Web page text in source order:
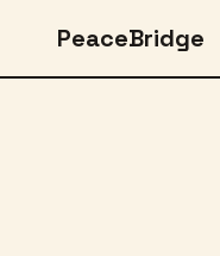
PeaceBridge